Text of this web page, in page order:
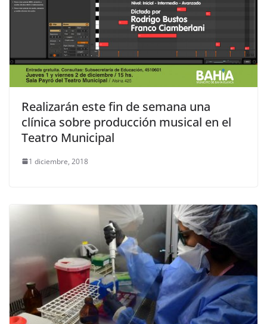
Realizarán este fin de semana una
clínica sobre producción musical en el
Teatro Municipal
1 diciembre, 2018